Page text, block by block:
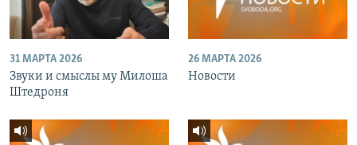
31 МАРТА 2026
Звуки и смыслы му Милоша
Штедроня
26 МАРТА 2026
Новости